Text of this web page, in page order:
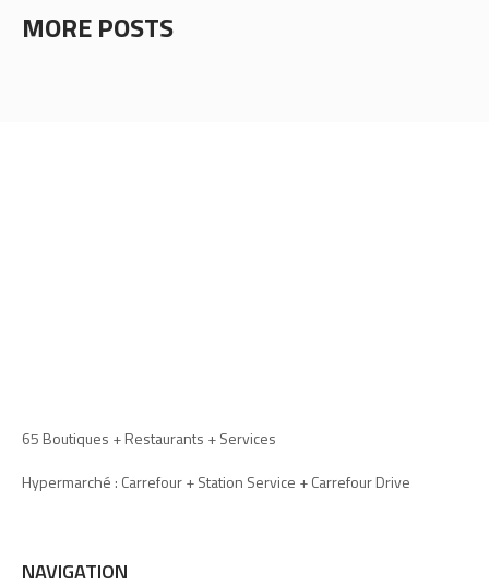
MORE POSTS
65 Boutiques + Restaurants + Services
Hypermarché : Carrefour + Station Service + Carrefour Drive
NAVIGATION